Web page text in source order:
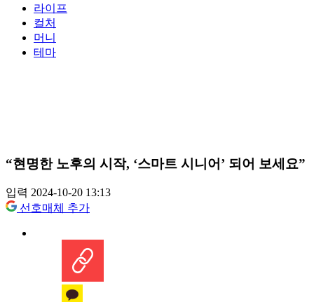
라이프
컬처
머니
테마
“현명한 노후의 시작, ‘스마트 시니어’ 되어 보세요”
입력 2024-10-20 13:13
선호매체 추가